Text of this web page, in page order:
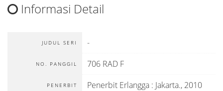
Informasi Detail
JUDUL SERI -
NO. PANGGIL 706 RAD F
PENERBIT Penerbit Erlangga : Jakarta., 2010